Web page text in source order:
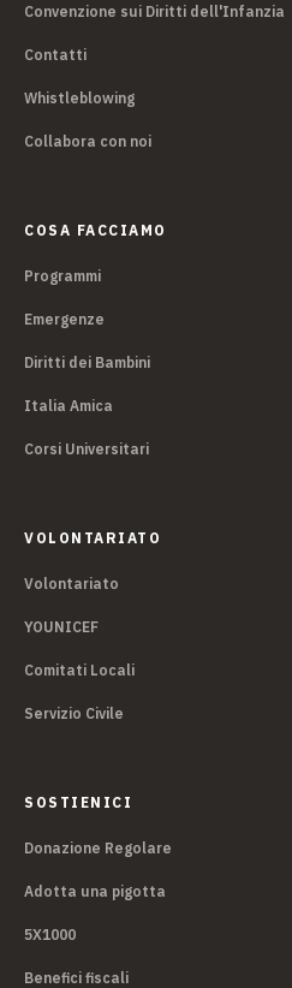
Convenzione sui Diritti dell'Infanzia
Contatti
Whistleblowing
Collabora con noi
COSA FACCIAMO
Programmi
Emergenze
Diritti dei Bambini
Italia Amica
Corsi Universitari
VOLONTARIATO
Volontariato
YOUNICEF
Comitati Locali
Servizio Civile
SOSTIENICI
Donazione Regolare
Adotta una pigotta
5X1000
Benefici fiscali